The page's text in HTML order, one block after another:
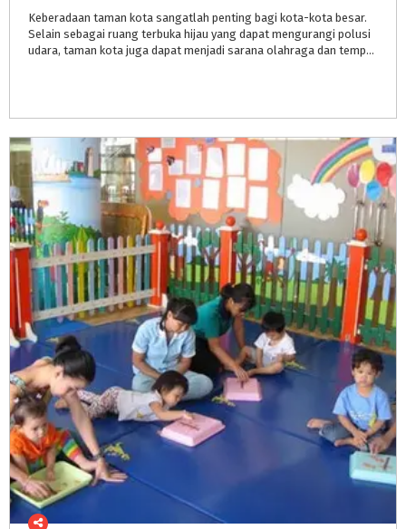
Keberadaan taman kota sangatlah penting bagi kota-kota besar.
Selain sebagai ruang terbuka hijau yang dapat mengurangi polusi
udara, taman kota juga dapat menjadi sarana olahraga dan tempat bersosialisasi bagi warga sekitar.